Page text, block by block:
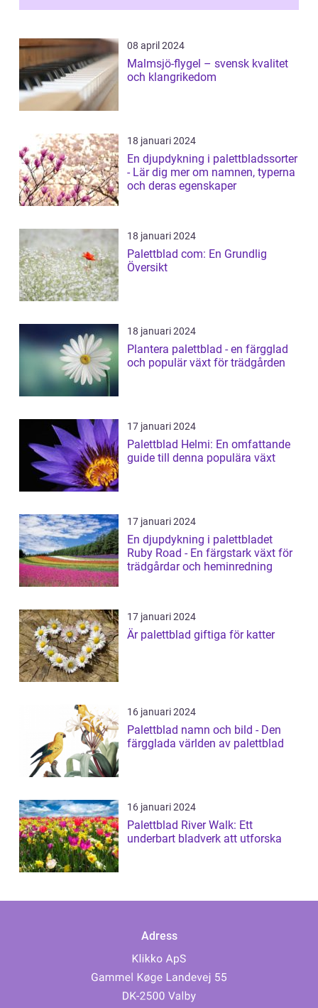
08 april 2024
Malmsjö-flygel – svensk kvalitet
och klangrikedom
18 januari 2024
En djupdykning i palettbladssorter
- Lär dig mer om namnen, typerna
och deras egenskaper
18 januari 2024
Palettblad com: En Grundlig
Översikt
18 januari 2024
Plantera palettblad - en färgglad
och populär växt för trädgården
17 januari 2024
Palettblad Helmi: En omfattande
guide till denna populära växt
17 januari 2024
En djupdykning i palettbladet
Ruby Road - En färgstark växt för
trädgårdar och heminredning
17 januari 2024
Är palettblad giftiga för katter
16 januari 2024
Palettblad namn och bild - Den
färgglada världen av palettblad
16 januari 2024
Palettblad River Walk: Ett
underbart bladverk att utforska
Adress